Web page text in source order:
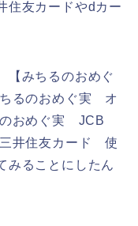
住友カードやdカー
【みちるのおめぐ
るのおめぐ実 オ
のおめぐ実 JCB
井住友カード 使
みることにしたん